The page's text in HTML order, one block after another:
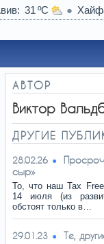
31
АВТОР
Виктор
ДРУГИЕ
28.02.26
сыр»
То, что наш Tax
14 июля (из
обстоят только в…
29.01.23 Те,